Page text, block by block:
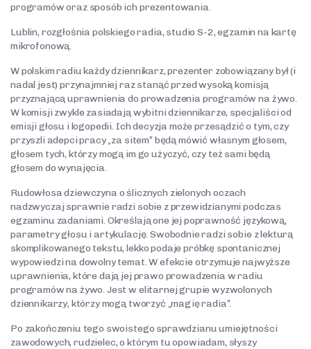
programów oraz sposób ich prezentowania.
Lublin, rozgłośnia polskiego radia, studio S-2, egzamin na kartę
mikrofonową.
W polskim radiu każdy dziennikarz, prezenter zobowiązany był (i
nadal jest) przynajmniej raz stanąć przed wysoką komisją
przyznającą uprawnienia do prowadzenia programów na żywo.
W komisji zwykle zasiadają wybitni dziennikarze, specjaliści od
emisji głosu i logopedii. Ich decyzja może przesądzić o tym, czy
przyszli adepci pracy „za sitem” będą mówić własnym głosem,
głosem tych, którzy mogą im go użyczyć, czy też sami będą
głosem do wynajęcia.
Rudowłosa dziewczyna o ślicznych zielonych oczach
nadzwyczaj sprawnie radzi sobie z przewidzianymi podczas
egzaminu zadaniami. Określają one jej poprawność językową,
parametry głosu i artykulację. Swobodnie radzi sobie z lekturą
skomplikowanego tekstu, lekko podaje próbkę spontanicznej
wypowiedzi na dowolny temat. W efekcie otrzymuje najwyższe
uprawnienia, które dają jej prawo prowadzenia w radiu
programów na żywo. Jest w elitarnej grupie wyzwolonych
dziennikarzy, którzy mogą tworzyć „magię radia”.
Po zakończeniu tego swoistego sprawdzianu umiejętności
zawodowych, rudzielec, o którym tu opowiadam, słyszy